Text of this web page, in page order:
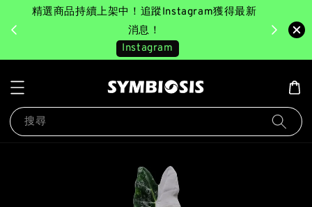
精選商品持續上架中！追蹤Instagram獲得最新
消息！
Instagram
搜尋